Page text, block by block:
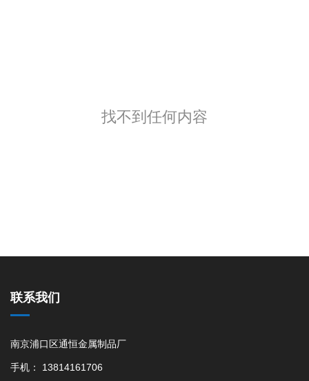
找不到任何内容
联系我们
南京浦口区通恒金属制品厂
手机： 13814161706